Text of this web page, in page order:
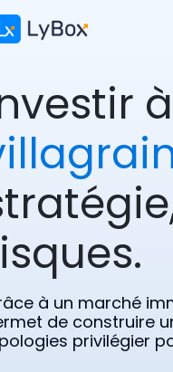
à
à un marché
de construire
privilégier